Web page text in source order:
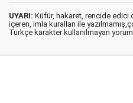
UYARI: Küfür, hakaret, rencide edici
içeren, imla kuralları ile
Türkçe karakter kullanılmayan